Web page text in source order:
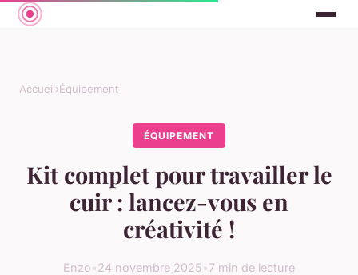
Accueil›Équipement
ÉQUIPEMENT
Kit complet pour travailler le
cuir : lancez-vous en
créativité !
Enzo•24 novembre 2025•7 min de lecture